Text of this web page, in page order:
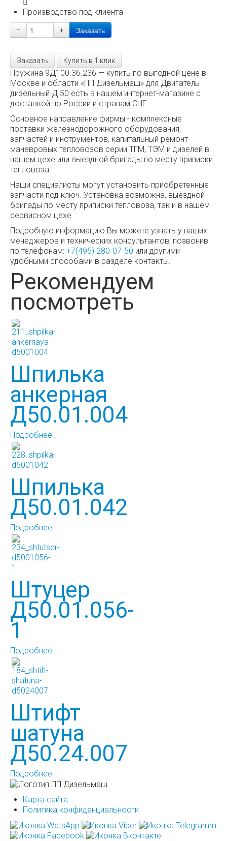
Производство под клиента
− +
Заказать Купить в 1 клик
Пружина 9Д100.36.236 — купить по выгодной цене в
Москве и области «ПП Дизельмаш» для Двигатель
дизельный Д 50 есть в нашем интернет-магазине с
доставкой по России и странам СНГ.
Основное направление фирмы - комплексные
поставки железнодорожного оборудования,
запчастей и инструментов, капитальный ремонт
маневровых тепловозов серии ТГМ, ТЭМ и дизелей в
нашем цехе или выездной бригады по месту приписки
тепловоза.
Наши специалисты могут установить приобретенные
запчасти под ключ. Установка возможна, выездной
бригады по месту приписки тепловоза, так и в нашем
сервисном цехе.
Подробную информацию Вы можете узнать у наших
менеджеров и технических консультантов, позвонив
по телефонам: +7(495) 280-07-50 или другими
удобными способами в разделе контакты.
Рекомендуем
посмотреть
Шпилька
анкерная
Д50.01.004
Подробнее...
Шпилька
Д50.01.042
Подробнее...
Штуцер
Д50.01.056-
1
Подробнее...
Штифт
шатуна
Д50.24.007
Подробнее...
Карта сайта
Политика конфиденциальности